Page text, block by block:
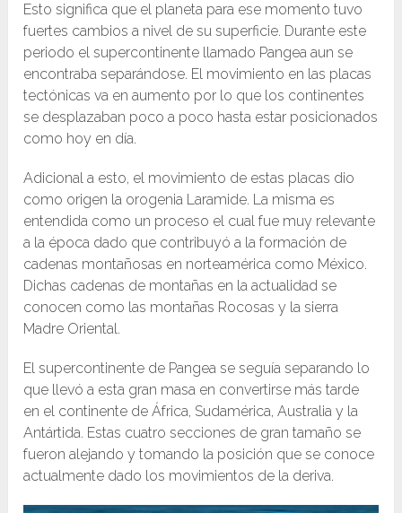
Esto significa que el planeta para ese momento tuvo
fuertes cambios a nivel de su superficie. Durante este
periodo el supercontinente llamado Pangea aun se
encontraba separándose. El movimiento en las placas
tectónicas va en aumento por lo que los continentes
se desplazaban poco a poco hasta estar posicionados
como hoy en día.
Adicional a esto, el movimiento de estas placas dio
como origen la orogenia Laramide. La misma es
entendida como un proceso el cual fue muy relevante
a la época dado que contribuyó a la formación de
cadenas montañosas en norteamérica como México.
Dichas cadenas de montañas en la actualidad se
conocen como las montañas Rocosas y la sierra
Madre Oriental.
El supercontinente de Pangea se seguía separando lo
que llevó a esta gran masa en convertirse más tarde
en el continente de África, Sudamérica, Australia y la
Antártida. Estas cuatro secciones de gran tamaño se
fueron alejando y tomando la posición que se conoce
actualmente dado los movimientos de la deriva.